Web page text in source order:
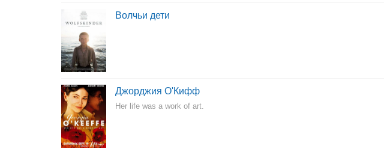
Волчьи дети
Джорджия О'Кифф
Her life was a work of art.